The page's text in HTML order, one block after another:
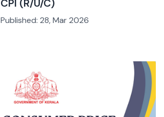
CPI (R/U/C)
Published: 28, Mar 2026